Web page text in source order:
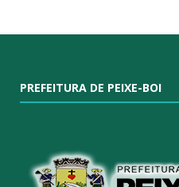
PREFEITURA DE PEIXE-BOI